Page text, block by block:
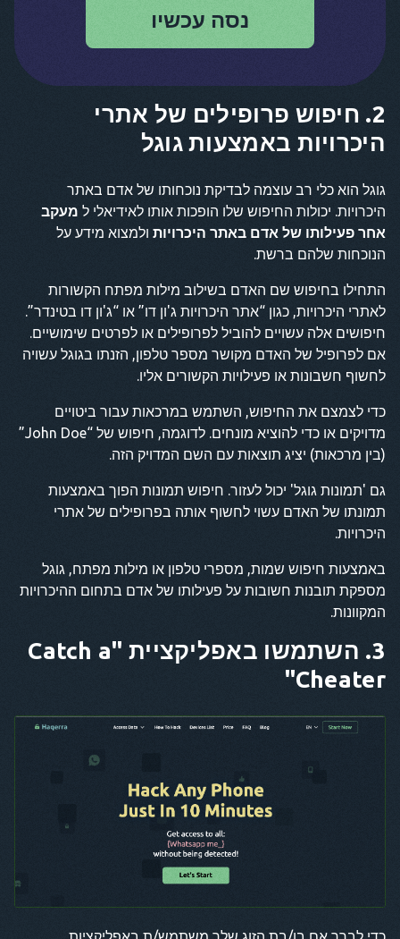
נסה עכשיו
2. חיפוש פרופילים של אתרי
היכרויות באמצעות גוגל
גוגל הוא כלי רב עוצמה לבדיקת נוכחותו של אדם באתר
היכרויות. יכולות החיפוש שלו הופכות אותו לאידיאלי ל מעקב
אחר פעילותו של אדם באתר היכרויות ולמצוא מידע על
הנוכחות שלהם ברשת.
התחילו בחיפוש שם האדם בשילוב מילות מפתח הקשורות
לאתרי היכרויות, כגון “אתר היכרויות ג'ון דו” או “ג'ון דו בטינדר”.
חיפושים אלה עשויים להוביל לפרופילים או לפרטים שימושיים.
אם לפרופיל של האדם מקושר מספר טלפון, הזנתו בגוגל עשויה
לחשוף חשבונות או פעילויות הקשורים אליו.
כדי לצמצם את החיפוש, השתמש במרכאות עבור ביטויים
מדויקים או כדי להוציא מונחים. לדוגמה, חיפוש של “John Doe”
(בין מרכאות) יציג תוצאות עם השם המדויק הזה.
גם 'תמונות גוגל' יכול לעזור. חיפוש תמונות הפוך באמצעות
תמונתו של האדם עשוי לחשוף אותה בפרופילים של אתרי
היכרויות.
באמצעות חיפוש שמות, מספרי טלפון או מילות מפתח, גוגל
מספקת תובנות חשובות על פעילותו של אדם בתחום ההיכרויות
המקוונות.
3. השתמשו באפליקציית "Catch a
Cheater"